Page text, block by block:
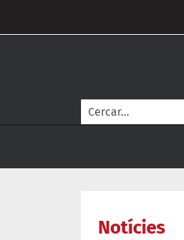
Cerca
Notícies